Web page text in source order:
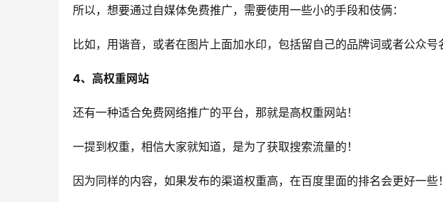
所以，想要通过自媒体免费推广，需要使用一些小的手段和伎俩：
比如，用谐音，或者在图片上面加水印，包括留自己的品牌词或者公众号
4、高权重网站
还有一种适合免费网络推广的平台，那就是高权重网站！
一提到权重，相信大家就知道，是为了获取搜索流量的！
因为同样的内容，如果发布的渠道权重高，在百度里面的排名会更好一些！